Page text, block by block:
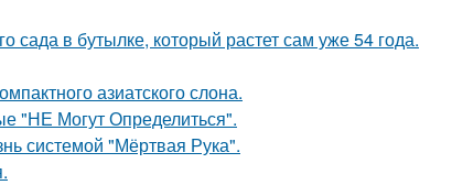
сада в бутылке, который растет сам уже 54 года.
азиатского слона.
"НЕ Могут Определиться".
системой "Мёртвая Рука".